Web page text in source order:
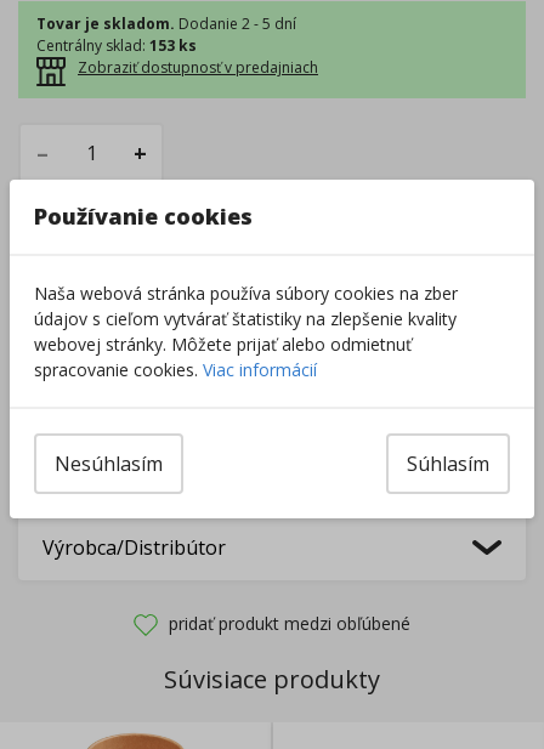
Tovar je skladom. Dodanie 2 - 5 dní
Centrálny sklad: 153 ks
Zobraziť dostupnosť v predajniach
– +
Pri nákupe zaďalších 49.00€
získatedopravu zadarmo.
Rozdávame darčeky
na podporu vzdelávania.
Nakúpte za ďalších darček zadarmo.
Výrobca/Distribútor
pridať produkt medzi obľúbené
Súvisiace produkty
Používanie cookies
Naša webová stránka používa súbory cookies na zber
údajov s cieľom vytvárať štatistiky na zlepšenie kvality
webovej stránky. Môžete prijať alebo odmietnuť
spracovanie cookies. Viac informácií
Súhlasím
Nesúhlasím